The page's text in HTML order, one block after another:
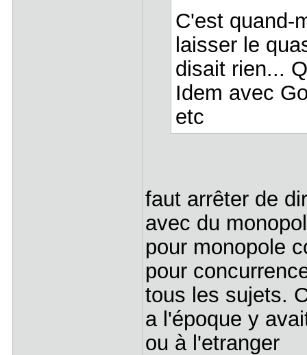
C'est quand-
laisser le
disait rien...
Idem avec
etc
faut arrêter de
avec du
pour monopole
pour
tous les sujets.
a l'époque y
ou à l'etranger